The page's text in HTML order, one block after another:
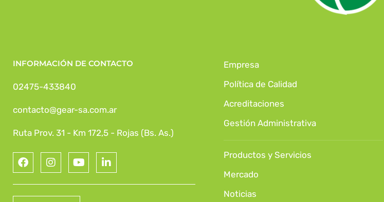
INFORMACIÓN DE CONTACTO
02475-433840
contacto@gear-sa.com.ar
Ruta Prov. 31 - Km 172,5 - Rojas (Bs. As.)
Empresa
Política de Calidad
Acreditaciones
Gestión Administrativa
Productos y Servicios
Mercado
Noticias